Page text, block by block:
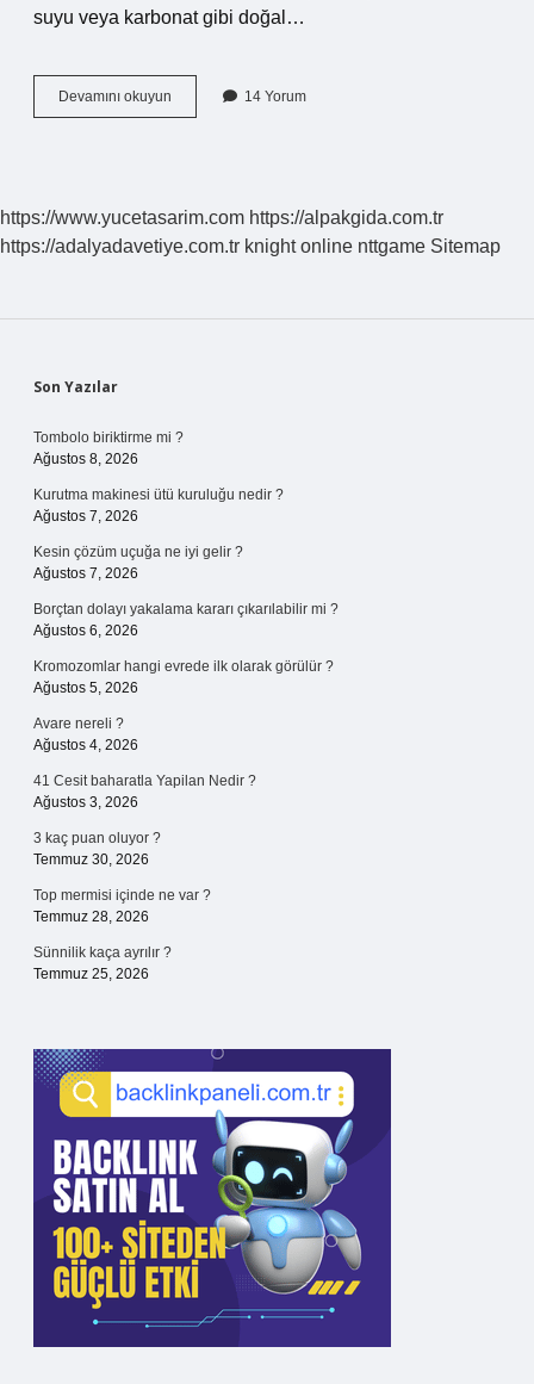
suyu veya karbonat gibi doğal…
Devamını okuyun
Tezgahı
14 Yorum
https://www.yucetasarim.com https://alpakgida.com.tr
https://adalyadavetiye.com.tr knight online nttgame Sitemap
Sidebar
Son Yazılar
Tombolo biriktirme mi ?
Ağustos 8, 2026
Kurutma makinesi ütü kuruluğu nedir ?
Ağustos 7, 2026
Kesin çözüm uçuğa ne iyi gelir ?
Ağustos 7, 2026
Borçtan dolayı yakalama kararı çıkarılabilir mi ?
Ağustos 6, 2026
Kromozomlar hangi evrede ilk olarak görülür ?
Ağustos 5, 2026
Avare nereli ?
Ağustos 4, 2026
41 Cesit baharatla Yapilan Nedir ?
Ağustos 3, 2026
3 kaç puan oluyor ?
Temmuz 30, 2026
Top mermisi içinde ne var ?
Temmuz 28, 2026
Sünnilik kaça ayrılır ?
Temmuz 25, 2026